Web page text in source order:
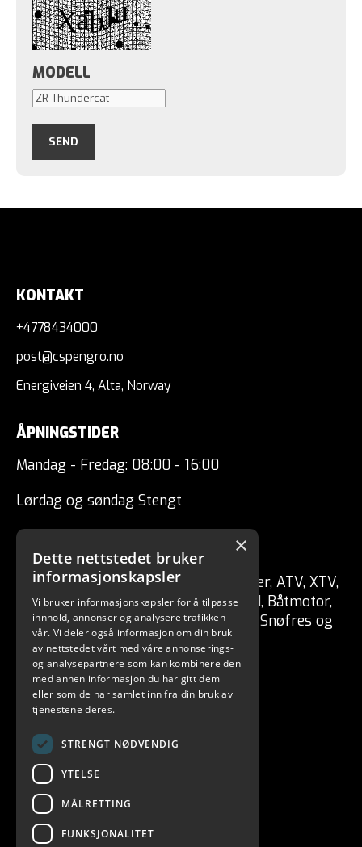
MODELL
KONTAKT
+4778434000
post@cspengro.no
Energiveien 4, Alta, Norway
ÅPNINGSTIDER
Mandag - Fredag: 08:00 - 16:00
Lørdag og søndag Stengt
CSP ENGRO AS
Forhandler av fritidskjøretøy Tilhenger, ATV, XTV,
UTV, Mopedbil, Snøscooter, MC, Moped, Båtmotor,
Båt, Vannscooter, Elektriske kjøretøy, Snøfres og
redskaper for skog / hage.
CSP ENGRO AS 2026. ALL RIGHTS RESERVED.
×
Dette nettstedet bruker
informasjonskapsler
Vi bruker informasjonskapsler for å tilpasse
innhold, annonser og analysere trafikken
vår. Vi deler også informasjon om din bruk
av nettstedet vårt med våre annonserings-
og analysepartnere som kan kombinere den
med annen informasjon du har gitt dem
eller som de har samlet inn fra din bruk av
tjenestene deres.
STRENGT NØDVENDIG
YTELSE
MÅLRETTING
FUNKSJONALITET